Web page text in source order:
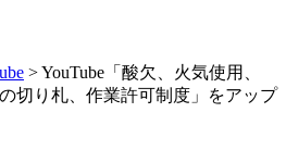
>YouTube「酸欠、火気使用、
切り札、作業許可制度」をアップ